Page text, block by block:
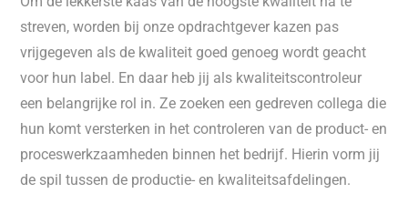
streven, worden bij onze opdrachtgever kazen pas
vrijgegeven als de kwaliteit goed genoeg wordt geacht
voor hun label. En daar heb jij als kwaliteitscontroleur
een belangrijke rol in. Ze zoeken een gedreven collega die
hun komt versterken in het controleren van de product- en
proceswerkzaamheden binnen het bedrijf. Hierin vorm jij
de spil tussen de productie- en kwaliteitsafdelingen.